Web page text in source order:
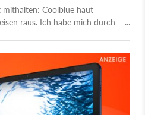
Coolblue haut
raus. Ich habe mich durch
abstinkt.